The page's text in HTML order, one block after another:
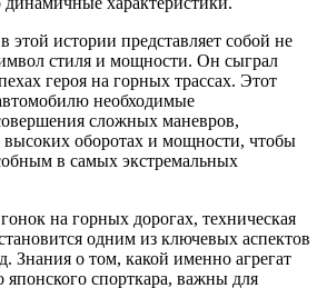
в этой истории представляет собой не
стиля и мощности. Он сыграл
героя на горных трассах. Этот
необходимые
сложных маневров,
высоких оборотах и мощности, чтобы
в самых экстремальных
на горных дорогах, техническая
одним из ключевых аспектов
Знания о том, какой именно агрегат
японского спорткара, важны для